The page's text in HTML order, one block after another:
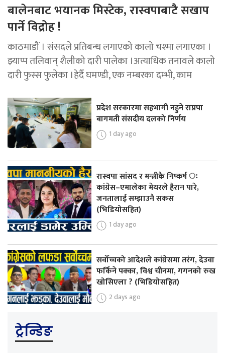
बालेनबाट भयानक मिस्टेक, रास्वपाबाटै सखाप
पार्ने विद्रोह !
काठमाडौं । संसदले प्रतिबन्ध लगाएको कालो चश्मा लगाएका ।
झ्याप्प तलिवान् शैलीको दारी पालेका ।अत्याधिक तनावले कालो
दारी फुस्स फुलेका ।हेर्दै घमण्डी, एक नम्बरका दम्भी, काम
प्रदेश सरकारमा सहभागी नहुने राप्रपा
बागमती संसदीय दलको निर्णय
1 day ago
रास्वपा सांसद र मन्त्रीकै निष्कर्ष ः
कांग्रेस–एमालेका मेयरले हैरान पारे,
जनतालाई सम्झाउनै सकस
(भिडियोसहित)
1 day ago
सर्वोच्चको आदेशले कांग्रेसमा तरंग, देउवा
फर्किने पक्का, विश्व चीनमा, गगनको रुख
खोसिएला ? (भिडियोसहित)
2 days ago
ट्रेन्डिङ